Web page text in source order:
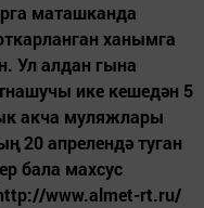
маташканда
ханымга
Ул алдан гына
ике кешедән 5
акча муляжлары
20 апрелендә туган
бала махсус
www.almet-rt.ru/